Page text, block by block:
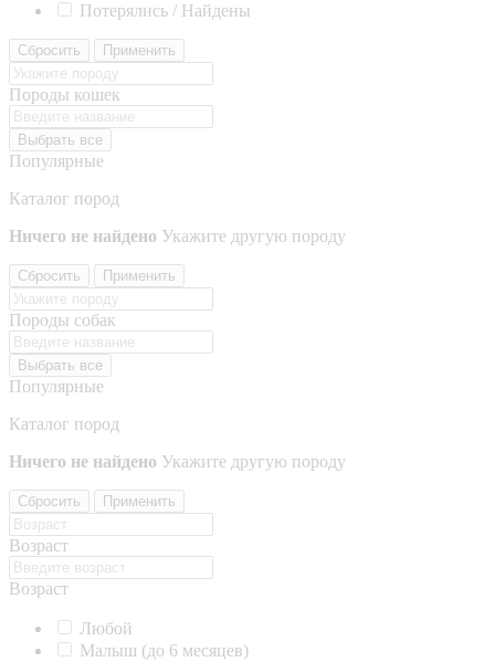
Потерялись / Найдены
Сбросить Применить
Породы кошек
Выбрать все
Популярные
Каталог пород
Ничего не найдено Укажите другую породу
Сбросить Применить
Породы собак
Выбрать все
Популярные
Каталог пород
Ничего не найдено Укажите другую породу
Сбросить Применить
Возраст
Возраст
Любой
Малыш (до 6 месяцев)